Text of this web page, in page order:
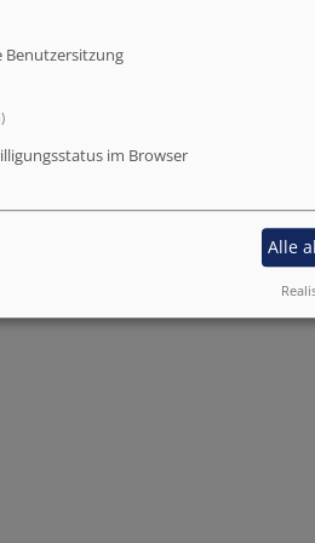
Benutzersitzung
im Browser
Alle